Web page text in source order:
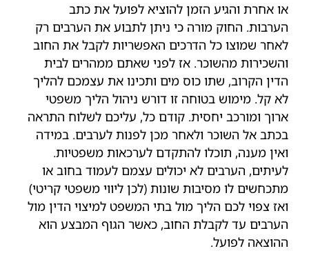
או אחרת והגיע הזמן להוציא לפועל את כתב
הערבות. החוק מורה כי ניתן לתבוע את הערבים רק
לאחר שמוצו כל הדרכים האפשריות לקבל את החוב
והשכירות מהשוכר. אז לפני שאתם ממהרים לבית
הדין הקרוב, שתו כוס מים ותכינו את עצמכם להליך
לא קל. מימוש בטוחה זו דורש ניהול הליך משפטי
ארוך ומורכב יחסית. קודם כל, עליכם לשלוח התראה
בכתב אל השוכר ולאחר מכן לפנות לערבים. במידה
ואין מענה, תוכלו להתקדם לערכאות משפטיות.
לעיתים, הערבים לא יכולים עצמם לעמוד בחוב או
מתכחשים לו מסיבות שונות (לכן ליווי משפטי קריטי)
ואז צפוי לכם הליך מול בתי המשפט למיצוי הדין מול
הערבים עד לקבלת החוב, כאשר הגוף המבצע הוא
ההוצאה לפועל.